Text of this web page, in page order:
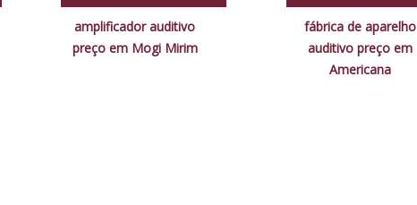
amplificador auditivo
preço em Mogi Mirim
fábrica de aparelho
auditivo preço em
Americana